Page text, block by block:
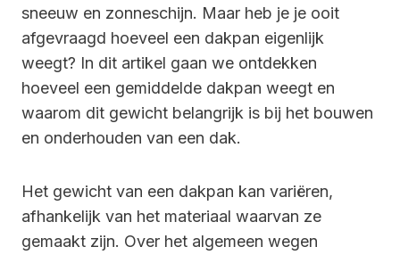
sneeuw en zonneschijn. Maar heb je je ooit
afgevraagd hoeveel een dakpan eigenlijk
weegt? In dit artikel gaan we ontdekken
hoeveel een gemiddelde dakpan weegt en
waarom dit gewicht belangrijk is bij het bouwen
en onderhouden van een dak.
Het gewicht van een dakpan kan variëren,
afhankelijk van het materiaal waarvan ze
gemaakt zijn. Over het algemeen wegen